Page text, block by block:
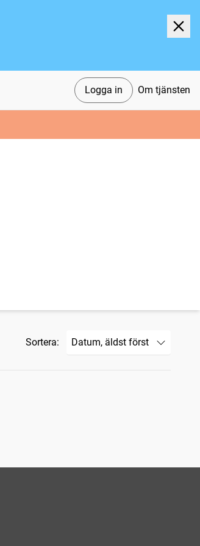
Logga in Om tjänsten
Sortera: